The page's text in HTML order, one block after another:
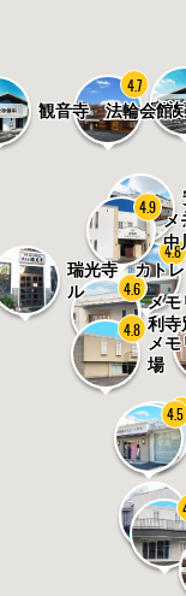
4.8
メ
中
4.9
家
4.7
メモ
利寺
4.4
メモ
利寺
4.6
メモ
場
4.8
4.5
瑞光寺 カトレ
ル
観音寺 法輪会館